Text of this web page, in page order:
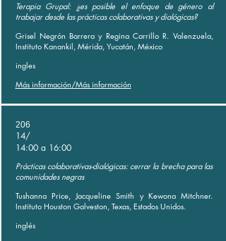
Terapia Grupal: ¿es posible el enfoque de género al
trabajar desde las prácticas colaborativas y dialógicas?
Grisel Negrón Barrera y Regina Carrillo R. Valenzuela,
Instituto Kanankil, Mérida, Yucatán, México
ingles
Más información/Más información
206
14/
14:00 a 16:00
Prácticas colaborativas-dialógicas: cerrar la brecha para las
comunidades negras
Tushanna Price, Jacqueline Smith y Kewona Mitchner.
Instituto Houston Galveston, Texas, Estados Unidos.
inglés